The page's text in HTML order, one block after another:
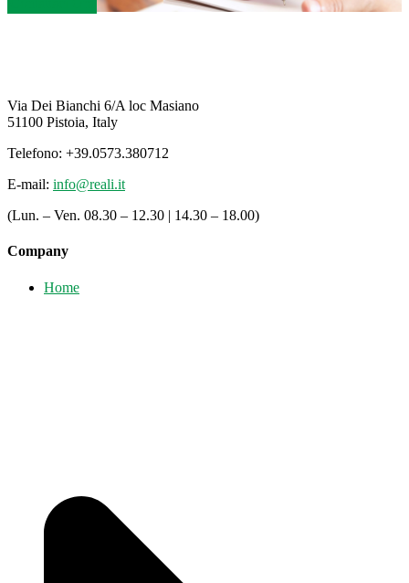
Via Dei Bianchi 6/A loc Masiano
51100 Pistoia, Italy
Telefono: +39.0573.380712
E-mail: info@reali.it
(Lun. – Ven. 08.30 – 12.30 | 14.30 – 18.00)
Company
Home